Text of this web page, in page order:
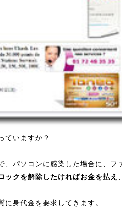
ていますか？
、パソコンに感染した場合に、フ
ックを解除したければお金を払え
身代金を要求してきます。